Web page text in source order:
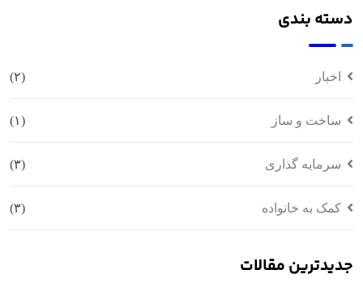
دسته بندی
اخبار (۲)
ساخت و ساز (۱)
سرمایه گذاری (۳)
کمک به خانواده (۳)
جدیدترین مقالات